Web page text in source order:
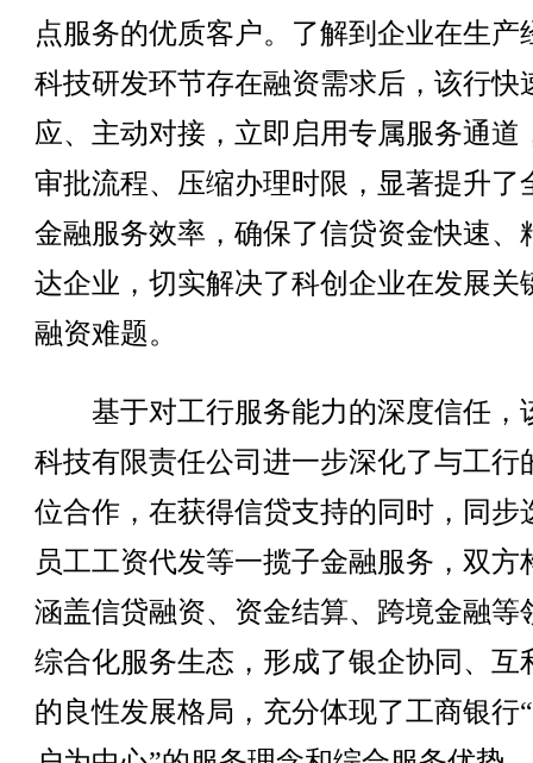
点服务的优质客户。了解到企业在生产
科技研发环节存在融资需求后，该行快
应、主动对接，立即启用专属服务通道
审批流程、压缩办理时限，显著提升了
金融服务效率，确保了信贷资金快速、
达企业，切实解决了科创企业在发展关
融资难题。
基于对工行服务能力的深度信任，
科技有限责任公司进一步深化了与工行
位合作，在获得信贷支持的同时，同步
员工工资代发等一揽子金融服务，双方
涵盖信贷融资、资金结算、跨境金融等
综合化服务生态，形成了银企协同、互
的良性发展格局，充分体现了工商银行